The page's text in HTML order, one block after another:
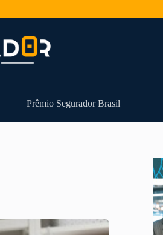
Prêmio Segurador Brasil